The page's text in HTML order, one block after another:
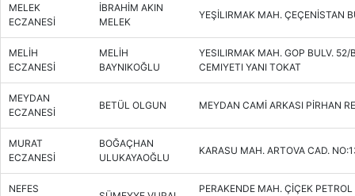
MELEK
ECZANESİ
İBRAHİM AKIN
MELEK
YEŞİLIRMAK MAH. ÇEÇENİSTAN
MELİH
ECZANESİ
MELİH
BAYNIKOĞLU
YESILIRMAK MAH. GOP BULV. 52/
CEMIYETI YANI TOKAT
MEYDAN
ECZANESİ
BETÜL OLGUN MEYDAN CAMİ ARKASI PİRHAN
MURAT
ECZANESİ
BOĞAÇHAN
ULUKAYAOĞLU
KARASU MAH. ARTOVA CAD.
NEFES
PERAKENDE MAH. ÇİÇEK